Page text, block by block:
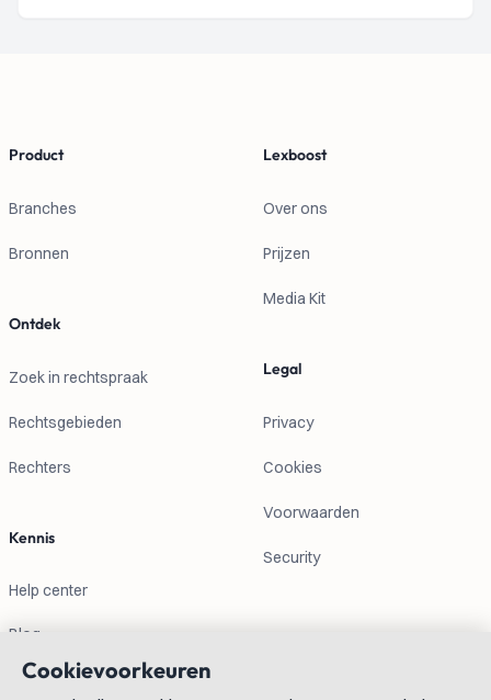
Product
Branches
Bronnen
Ontdek
Zoek in rechtspraak
Rechtsgebieden
Rechters
Kennis
Help center
Blog
Lexboost
Over ons
Prijzen
Media Kit
Legal
Privacy
Cookies
Voorwaarden
Security
Cookievoorkeuren